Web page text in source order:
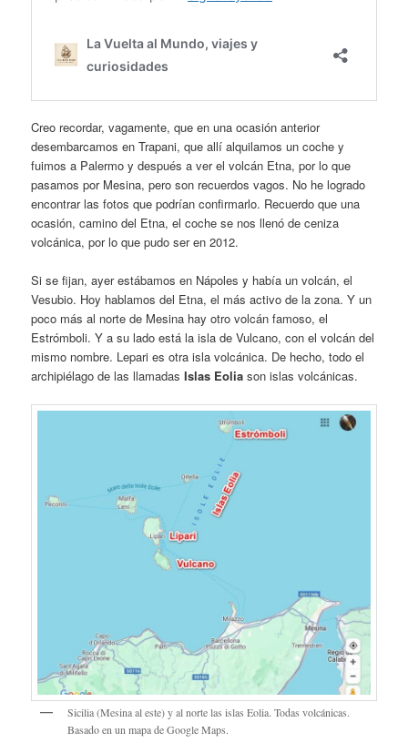
Creo recordar, vagamente, que en una ocasión anterior
desembarcamos en Trapani, que allí alquilamos un coche y
fuimos a Palermo y después a ver el volcán Etna, por lo que
pasamos por Mesina, pero son recuerdos vagos. No he logrado
encontrar las fotos que podrían confirmarlo. Recuerdo que una
ocasión, camino del Etna, el coche se nos llenó de ceniza
volcánica, por lo que pudo ser en 2012.
Si se fijan, ayer estábamos en Nápoles y había un volcán, el
Vesubio. Hoy hablamos del Etna, el más activo de la zona. Y un
poco más al norte de Mesina hay otro volcán famoso, el
Estrómboli. Y a su lado está la isla de Vulcano, con el volcán del
mismo nombre. Lepari es otra isla volcánica. De hecho, todo el
archipiélago de las llamadasIslas Eolia son islas volcánicas.
Sicilia (Mesina al este) y al norte las islas Eolia. Todas volcánicas.
Basado en un mapa de Google Maps.